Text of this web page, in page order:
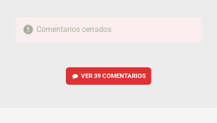
Comentarios cerrados
VER 39 COMENTARIOS